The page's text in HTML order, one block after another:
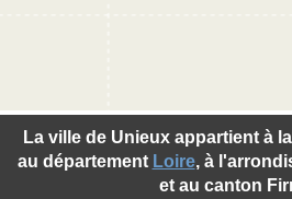
La ville de Unieux appartient à
au département Loire, à
et au canton